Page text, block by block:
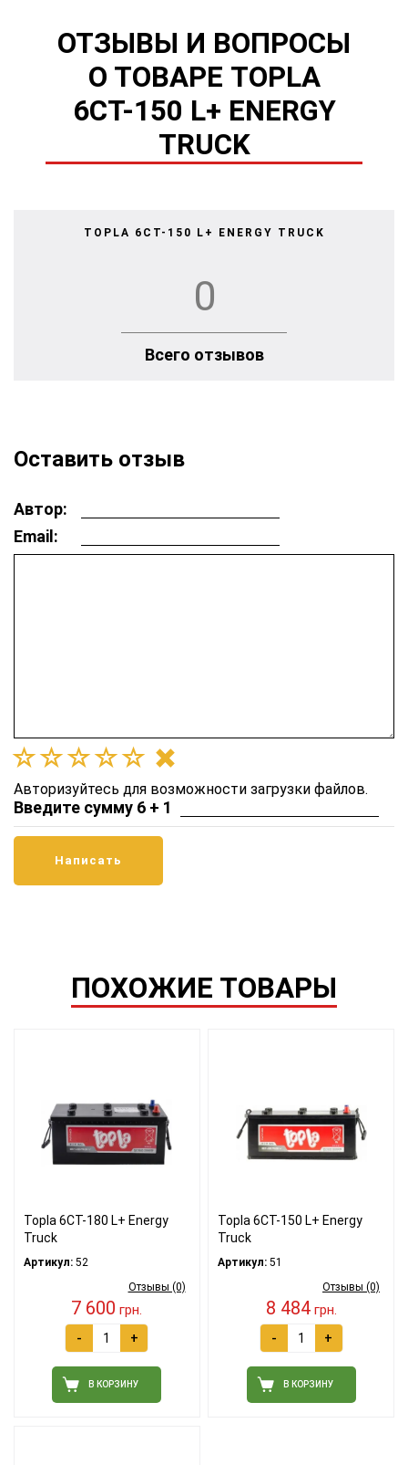
ОТЗЫВЫ И ВОПРОСЫ
О ТОВАРЕ TOPLA
6СТ-150 L+ ENERGY
TRUCK
TOPLA 6СТ-150 L+ ENERGY TRUCK
0
Всего отзывов
Оставить отзыв
Автор:
Email:
Авторизуйтесь для возможности загрузки файлов.
Введите сумму 6 + 1
ПОХОЖИЕ ТОВАРЫ
Topla 6СТ-180 L+ Energy
Truck
Артикул: 52
Отзывы (0)
7 600 грн.
- +
В КОРЗИНУ
Topla 6СТ-150 L+ Energy
Truck
Артикул: 51
Отзывы (0)
8 484грн.
- +
В КОРЗИНУ